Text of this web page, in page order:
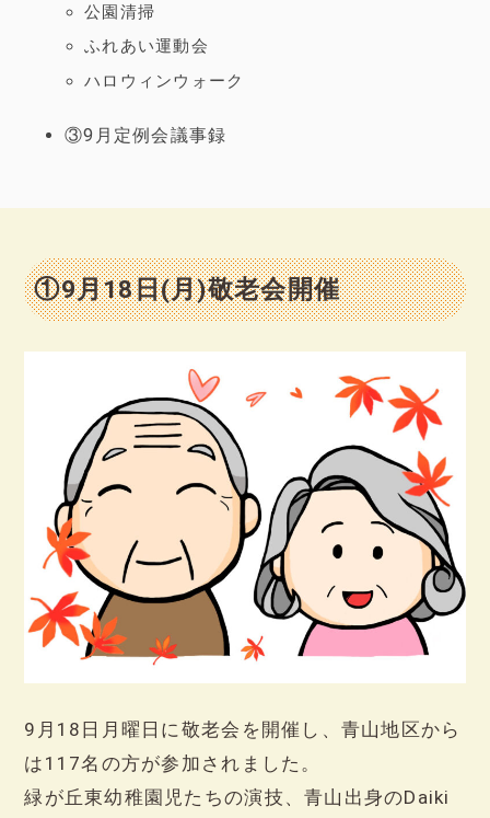
公園清掃
ふれあい運動会
ハロウィンウォーク
③9月定例会議事録
①9月18日(月)敬老会開催
9月18日月曜日に敬老会を開催し、青山地区から
は117名の方が参加されました。
緑が丘東幼稚園児たちの演技、青山出身のDaiki